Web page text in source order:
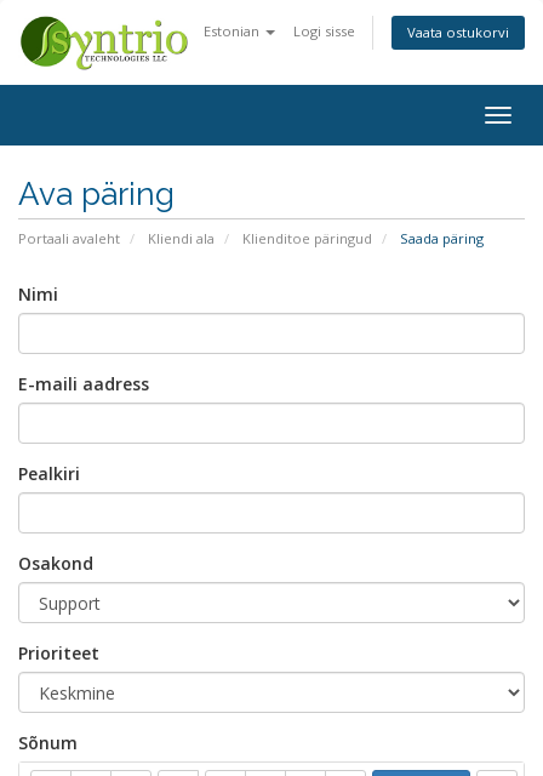
Estonian Logi sisse Vaata ostukorvi
Ava päring
Portaali avaleht Kliendi ala Klienditoe päringud Saada päring
Nimi
E-maili aadress
Pealkiri
Osakond
Prioriteet
Sõnum